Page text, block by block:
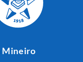
Mineiro